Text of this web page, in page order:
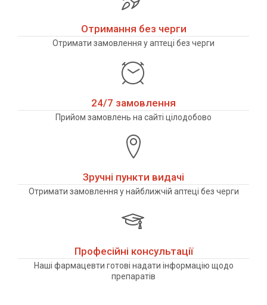
Отримання без черги
Отримати замовлення у аптеці без черги
24/7 замовлення
Прийом замовлень на сайті цілодобово
Зручні пункти видачі
Отримати замовлення у найближчій аптеці без черги
Професійні консультації
Наші фармацевти готові надати інформацію щодо
препаратів